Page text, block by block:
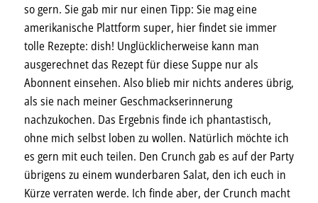
so gern. Sie gab mir nur einen Tipp: Sie mag eine
amerikanische Plattform super, hier findet sie immer
tolle Rezepte: dish! Unglücklicherweise kann man
ausgerechnet das Rezept für diese Suppe nur als
Abonnent einsehen. Also blieb mir nichts anderes übrig,
als sie nach meiner Geschmackserinnerung
nachzukochen. Das Ergebnis finde ich phantastisch,
ohne mich selbst loben zu wollen. Natürlich möchte ich
es gern mit euch teilen. Den Crunch gab es auf der Party
übrigens zu einem wunderbaren Salat, den ich euch in
Kürze verraten werde. Ich finde aber, der Crunch macht